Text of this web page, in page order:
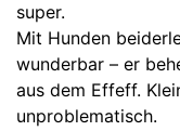
super.
Mit Hunden
wunderbar – er
aus dem Effeff.
unproblematisch.